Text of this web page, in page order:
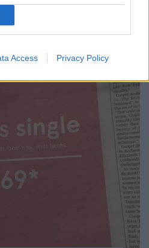
Access Privacy Policy
akkor azért küzdeni fogsz.
egyben gyönyörű, hogy
egy másik ...